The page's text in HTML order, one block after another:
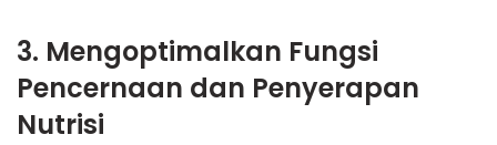
3. Mengoptimalkan Fungsi
Pencernaan dan Penyerapan
Nutrisi